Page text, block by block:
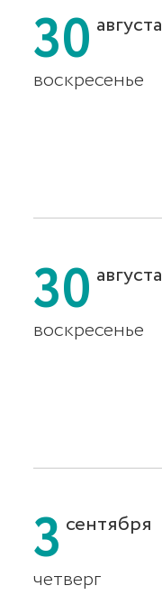
30 августа
воскресенье
30 августа
воскресенье
3 сентября
четверг